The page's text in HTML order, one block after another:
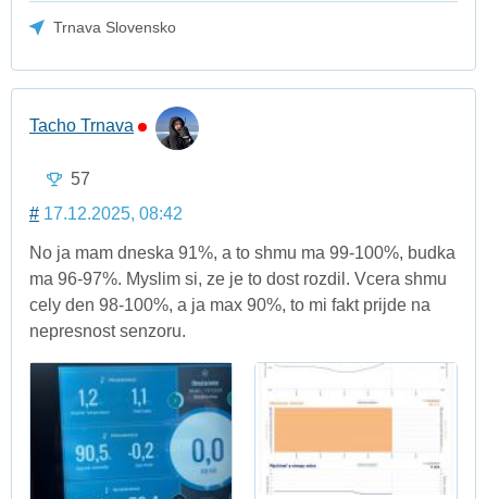
Trnava Slovensko
Tacho Trnava
57
# 17.12.2025, 08:42
No ja mam dneska 91%, a to shmu ma 99-100%, budka
ma 96-97%. Myslim si, ze je to dost rozdil. Vcera shmu
cely den 98-100%, a ja max 90%, to mi fakt prijde na
nepresnost senzoru.